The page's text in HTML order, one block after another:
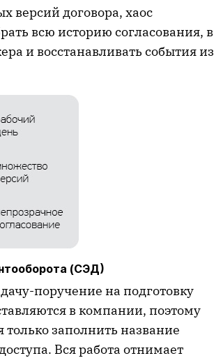
версий договора, хаос
всю историю согласования, в
и восстанавливать события из
(СЭД)
поручение на подготовку
в компании, поэтому
заполнить название
Вся работа отнимает